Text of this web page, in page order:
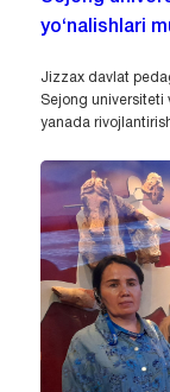
yo‘nalishlari
Jizzax davlat
Sejong universiteti
yanada